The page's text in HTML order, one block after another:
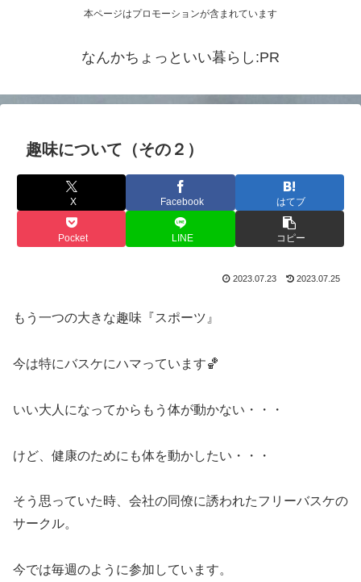
本ページはプロモーションが含まれています
なんかちょっといい暮らし:PR
趣味について（その２）
X Facebook はてブ
Pocket LINE コピー
2023.07.23 2023.07.25
もう一つの大きな趣味『スポーツ』
今は特にバスケにハマっています🏀
いい大人になってからもう体が動かない・・・
けど、健康のためにも体を動かしたい・・・
そう思っていた時、会社の同僚に誘われたフリーバスケの
サークル。
今では毎週のように参加しています。